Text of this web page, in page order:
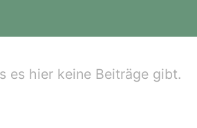
es hier keine Beiträge gibt.